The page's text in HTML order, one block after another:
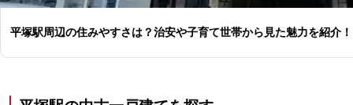
平塚駅周辺の住みやすさは？治安や子育て世帯から見た魅力を紹介！